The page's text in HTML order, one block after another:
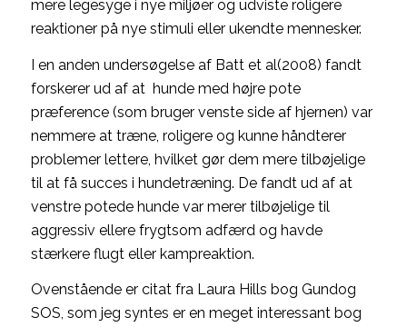
mere legesyge i nye miljøer og udviste roligere
reaktioner på nye stimuli eller ukendte mennesker.
I en anden undersøgelse af Batt et al(2008) fandt
forskerer ud af at hunde med højre pote
præference (som bruger venste side af hjernen) var
nemmere at træne, roligere og kunne håndterer
problemer lettere, hvilket gør dem mere tilbøjelige
til at få succes i hundetræning. De fandt ud af at
venstre potede hunde var merer tilbøjelige til
aggressiv ellere frygtsom adfærd og havde
stærkere flugt eller kampreaktion.
Ovenstående er citat fra Laura Hills bog Gundog
SOS, som jeg syntes er en meget interessant bog